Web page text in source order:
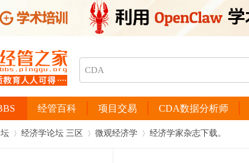
经管百科 项目交易 CDA数据分析师
经济学论坛 三区 微观经济学 经济学家杂志下载。